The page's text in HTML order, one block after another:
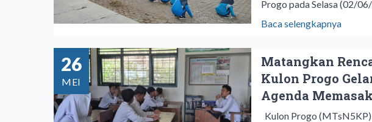
Progo pada Selasa (02/
Baca selengkapnya
26
MEI
Matangkan
Kulon Progo
Agenda
Kulon Progo